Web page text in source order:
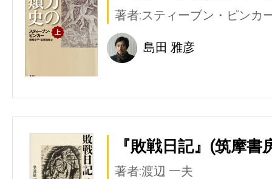
著者:スティーブン・ピンカ
島田 雅彦
『敗戦日記』(筑摩書
著者:渡辺 一夫